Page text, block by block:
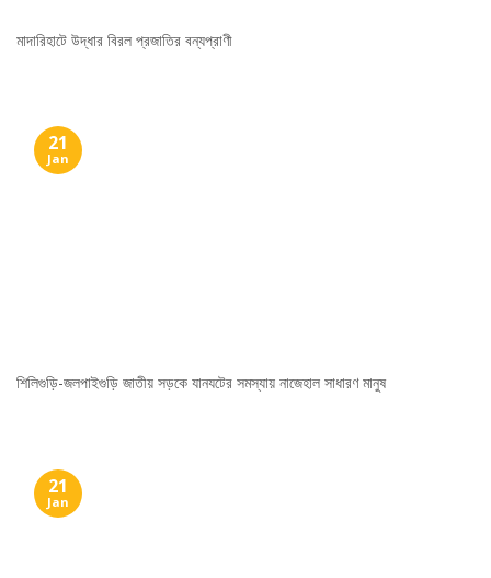
মাদারিহাটে উদ্ধার বিরল প্রজাতির বন্যপ্রাণী
শিলিগুড়ি-জলপাইগুড়ি জাতীয় সড়কে যানযটের সমস্যায় নাজেহাল সাধারণ মানুষ
21
Jan
21
Jan